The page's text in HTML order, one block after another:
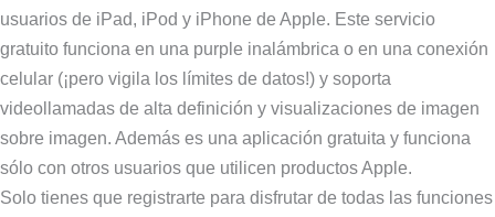
usuarios de iPad, iPod y iPhone de Apple. Este servicio
gratuito funciona en una purple inalámbrica o en una conexión
celular (¡pero vigila los límites de datos!) y soporta
videollamadas de alta definición y visualizaciones de imagen
sobre imagen. Además es una aplicación gratuita y funciona
sólo con otros usuarios que utilicen productos Apple.
Solo tienes que registrarte para disfrutar de todas las funciones